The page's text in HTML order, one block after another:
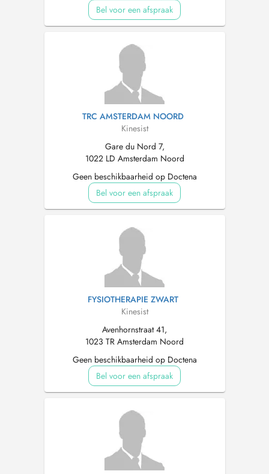
Bel voor een afspraak
TRC AMSTERDAM NOORD
Kinesist
Gare du Nord 7,
1022 LD Amsterdam Noord
Geen beschikbaarheid op Doctena
Bel voor een afspraak
FYSIOTHERAPIE ZWART
Kinesist
Avenhornstraat 41,
1023 TR Amsterdam Noord
Geen beschikbaarheid op Doctena
Bel voor een afspraak